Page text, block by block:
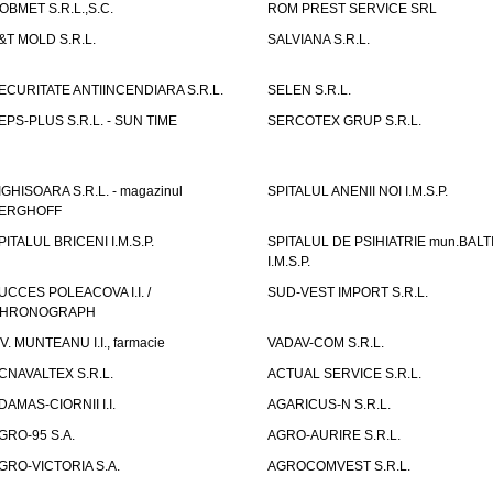
S.R.L.,S.C.
ROM PREST SERVICE SRL
MOLD S.R.L.
SALVIANA S.R.L.
ANTIINCENDIARA S.R.L.
SELEN S.R.L.
PLUS S.R.L. - SUN TIME
SERCOTEX GRUP S.R.L.
S.R.L. - magazinul
SPITALUL ANENII NOI I.M.S.P.
BRICENI I.M.S.P.
SPITALUL DE PSIHIATRIE mun.BALTI
I.M.S.P.
POLEACOVA I.I. /
SUD-VEST IMPORT S.R.L.
MUNTEANU I.I., farmacie
VADAV-COM S.R.L.
S.R.L.
ACTUAL SERVICE S.R.L.
CIORNII I.I.
AGARICUS-N S.R.L.
95 S.A.
AGRO-AURIRE S.R.L.
VICTORIA S.A.
AGROCOMVEST S.R.L.